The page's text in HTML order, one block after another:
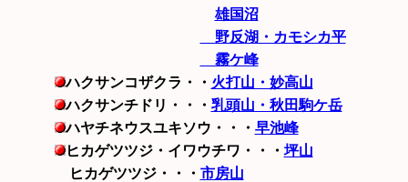
雄国沼
野反湖・カモシカ平
霧ケ峰
ハクサンコザクラ・・ 火打山・妙高山
ハクサンチドリ・・・ 乳頭山・秋田駒ケ岳
ハヤチネウスユキソウ・・・ 早池峰
ヒカゲツツジ・イワウチワ・・・ 坪山
ヒカゲツツジ・・・ 市房山